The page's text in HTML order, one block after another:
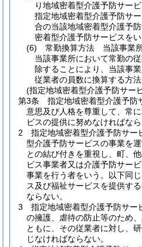
り地域密着型介護予防サー
指定地域密着型介護予防サ
合の当該地域密着型介護予
密着型介護予防サービスをい
(6)
常勤換算方法 当該事業
当該事業所において常勤の
除することにより、当該事
従業者の員数に換算する方法
(指定地域密着型介護予防サー
第3条
指定地域密着型介護予防
意思及び人格を尊重して、常
ビスの提供に努めなければなら
2
指定地域密着型介護予防サー
型介護予防サービスの事業を
との結び付きを重視し、町、
ビス事業者又は介護予防サー
事業を行う者をいう。以下同
ス及び福祉サービスを提供す
ならない。
3
指定地域密着型介護予防サー
の擁護、虐待の防止等のため
ともに、その従業者に対し、
じなければならない。